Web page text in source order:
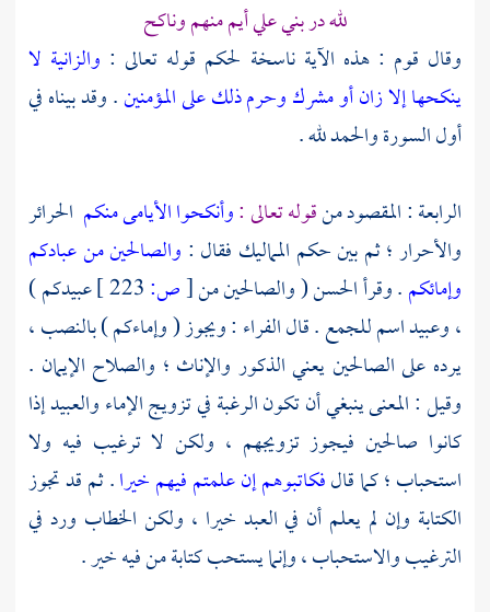
لله در بني علي أيم منهم وناكح
وقال قوم : هذه الآية ناسخة لحكم قوله تعالى : والزانية لا
ينكحها إلا زان أو مشرك وحرم ذلك على المؤمنين. وقد بيناه في
أول السورة والحمد لله .
الرابعة : المقصود منقوله تعالى :وأنكحوا الأيامى منكم الحرائر
والأحرار ؛ ثم بين حكم المماليك فقال : والصالحين من عبادكم
وإمائكم. وقرأالحسن( والصالحين من[ص:
عبيدكم )
، وعبيد اسم للجمع . قالالفراء : ويجوز ( وإماءكم ) بالنصب ،
يرده على الصالحين يعني الذكور والإناث ؛ والصلاح الإيمان .
وقيل : المعنى ينبغي أن تكون الرغبة في تزويج الإماء والعبيد إذا
كانوا صالحين فيجوز تزويجهم ، ولكن لا ترغيب فيه ولا
استحباب ؛ كما قالفكاتبوهم إن علمتم فيهم خيرا. ثم قد تجوز
الكتابة وإن لم يعلم أن في العبد خيرا ، ولكن الخطاب ورد في
الترغيب والاستحباب ، وإنما يستحب كتابة من فيه خير .